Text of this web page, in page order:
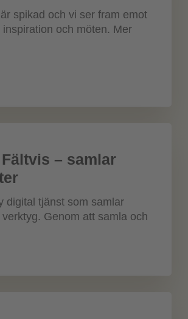
spikad och vi ser fram emot
och möten. Mer
– samlar
digital tjänst som samlar
Genom att samla och